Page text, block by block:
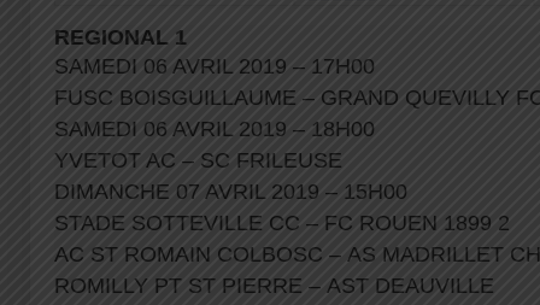
REGIONAL 1
SAMEDI 06 AVRIL 2019 – 17H00
FUSC BOISGUILLAUME – GRAND QUEVILLY
SAMEDI 06 AVRIL 2019 – 18H00
YVETOT AC – SC FRILEUSE
DIMANCHE 07 AVRIL 2019 – 15H00
STADE SOTTEVILLE CC – FC ROUEN 1899 2
AC ST ROMAIN COLBOSC – AS MADRILLET
ROMILLY PT ST PIERRE – AST DEAUVILLE